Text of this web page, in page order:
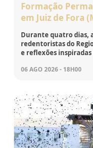
Formação
em Juiz de Fora
Durante quatro dias,
redentoristas do
e reflexões
06 AGO 2026 - 18H00